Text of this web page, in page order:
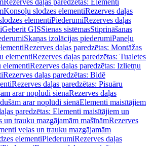
Rezerves daļas paredzētas: Elementi
Konsoļu slodzes elementiRezerves daļas
elementiPiederumiRezerves daļas
Geberit GISSienas sistēmasStiprināšanas
Skaņas izolācijas piederumiPaneļu
Rezerves daļas paredzētas: Montāžas
elementiRezerves daļas paredzētas: Tualetes
elementiRezerves daļas paredzētas: Izlietņu
Rezerves daļas paredzētas: Bidē
Rezerves daļas paredzētas: Pisuāru
arar noplūdi sienāRezerves daļas
arar noplūdi sienāElementi maisītājiem
paredzētas: Elementi maisītājiem un
un trauku mazgājamām mašīnāmRezerves
veļas un trauku mazgājamām
elementiPiederumiRezerves daļas